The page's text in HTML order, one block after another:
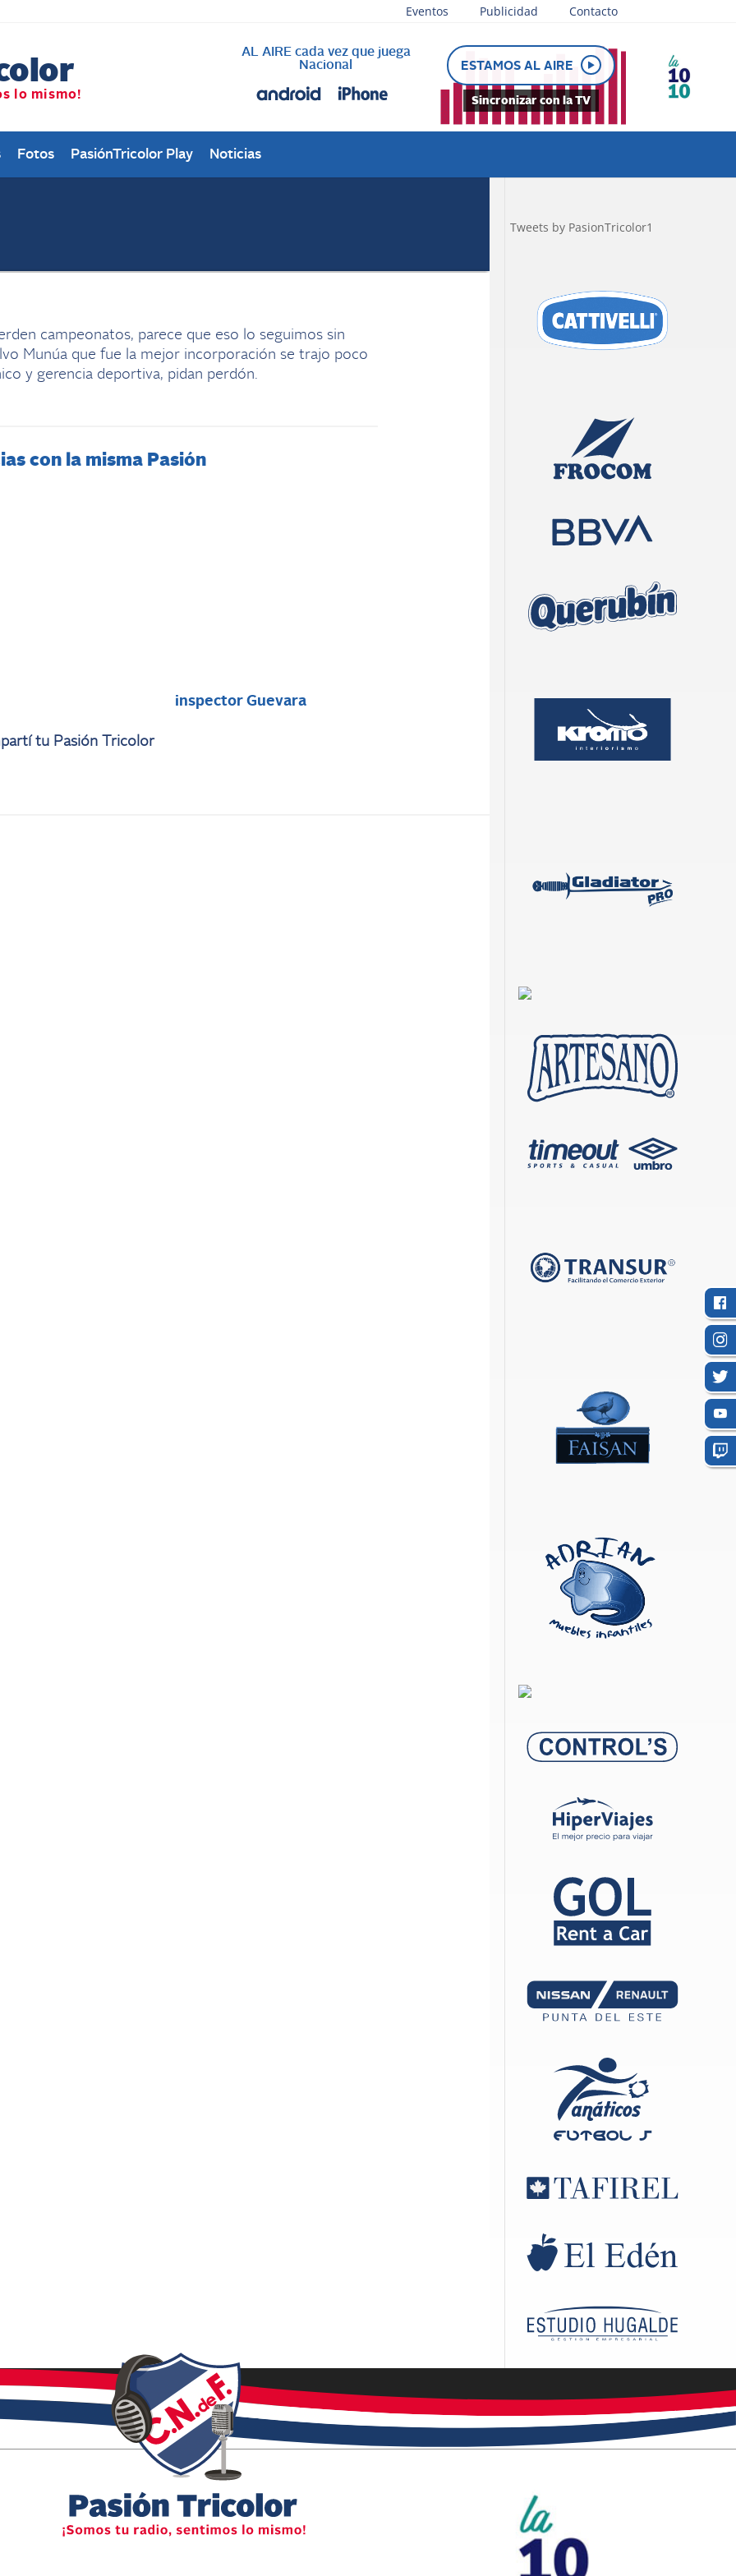
Eventos Publicidad Contacto
AL AIRE cada vez que juega
Nacional
ESTAMOS AL AIRE
Sincronizar con la TV
Fotos PasiónTricolor Play Noticias
campeonatos, parece que eso lo seguimos sin
Munúa que fue la mejor incorporación se trajo poco
y gerencia deportiva, pidan perdón.
con la misma Pasión
inspector Guevara
tu Pasión Tricolor
Tweets by PasionTricolor1